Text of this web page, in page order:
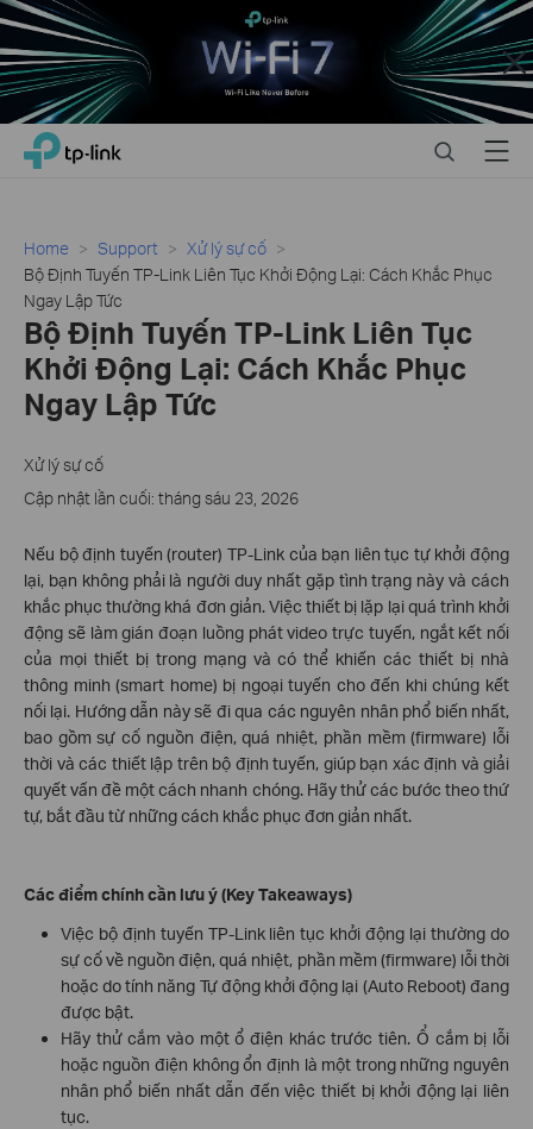
Close
Click
navigation
TP-Link, Reliably Smart SearchMenu
Home Support
Xử lý sự cố
Bộ Định Tuyến TP-Link Liên Tục Khởi Động Lại: Cách Khắc Phục
Ngay Lập Tức
Bộ Định Tuyến TP-Link Liên Tục
Khởi Động Lại: Cách Khắc Phục
Ngay Lập Tức
Xử lý sự cố
Cập nhật lần cuối: tháng sáu 23, 2026
Nếu bộ định tuyến (router) TP-Link của bạn liên tục tự khởi động
lại, bạn không phải là người duy nhất gặp tình trạng này và cách
khắc phục thường khá đơn giản. Việc thiết bị lặp lại quá trình khởi
động sẽ làm gián đoạn luồng phát video trực tuyến, ngắt kết nối
của mọi thiết bị trong mạng và có thể khiến các thiết bị nhà
thông minh (smart home) bị ngoại tuyến cho đến khi chúng kết
nối lại. Hướng dẫn này sẽ đi qua các nguyên nhân phổ biến nhất,
bao gồm sự cố nguồn điện, quá nhiệt, phần mềm (firmware) lỗi
thời và các thiết lập trên bộ định tuyến, giúp bạn xác định và giải
quyết vấn đề một cách nhanh chóng. Hãy thử các bước theo thứ
tự, bắt đầu từ những cách khắc phục đơn giản nhất.
Các điểm chính cần lưu ý (Key Takeaways)
Việc bộ định tuyến TP-Link liên tục khởi động lại thường do
sự cố về nguồn điện, quá nhiệt, phần mềm (firmware) lỗi thời
hoặc do tính năng Tự động khởi động lại (Auto Reboot) đang
được bật.
Hãy thử cắm vào một ổ điện khác trước tiên. Ổ cắm bị lỗi
hoặc nguồn điện không ổn định là một trong những nguyên
nhân phổ biến nhất dẫn đến việc thiết bị khởi động lại liên
tục.